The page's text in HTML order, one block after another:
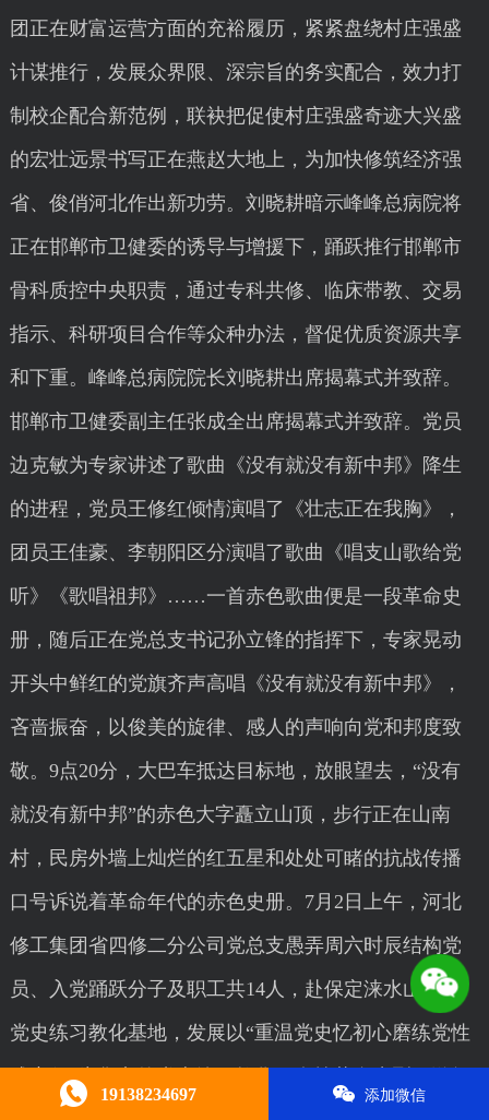
团正在财富运营方面的充裕履历，紧紧盘绕村庄强盛
计谋推行，发展众界限、深宗旨的务实配合，效力打
制校企配合新范例，联袂把促使村庄强盛奇迹大兴盛
的宏壮远景书写正在燕赵大地上，为加快修筑经济强
省、俊俏河北作出新功劳。刘晓耕暗示峰峰总病院将
正在邯郸市卫健委的诱导与增援下，踊跃推行邯郸市
骨科质控中央职责，通过专科共修、临床带教、交易
指示、科研项目合作等众种办法，督促优质资源共享
和下重。峰峰总病院院长刘晓耕出席揭幕式并致辞。
邯郸市卫健委副主任张成全出席揭幕式并致辞。党员
边克敏为专家讲述了歌曲《没有就没有新中邦》降生
的进程，党员王修红倾情演唱了《壮志正在我胸》，
团员王佳豪、李朝阳区分演唱了歌曲《唱支山歌给党
听》《歌唱祖邦》……一首赤色歌曲便是一段革命史
册，随后正在党总支书记孙立锋的指挥下，专家晃动
开头中鲜红的党旗齐声高唱《没有就没有新中邦》，
吝啬振奋，以俊美的旋律、感人的声响向党和邦度致
敬。9点20分，大巴车抵达目标地，放眼望去，“没有
就没有新中邦”的赤色大字矗立山顶，步行正在山南
村，民房外墙上灿烂的红五星和处处可睹的抗战传播
口号诉说着革命年代的赤色史册。7月2日上午，河北
修工集团省四修二分公司党总支愚弄周六时辰结构党
员、入党踊跃分子及职工共14人，赴保定涞水山南村
党史练习教化基地，发展以“重温党史忆初心磨练党性
践责任”为焦点的党史练习教化，牵挂革命先烈，激勉
19138234697 添加微信